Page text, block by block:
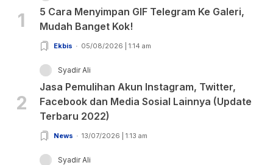
1
5 Cara Menyimpan GIF Telegram Ke Galeri,
Mudah Banget Kok!
Ekbis 05/08/2026 | 1:14 am
2
Syadir Ali
Jasa Pemulihan Akun Instagram, Twitter,
Facebook dan Media Sosial Lainnya (Update
Terbaru 2022)
News 13/07/2026 | 1:13 am
Syadir Ali